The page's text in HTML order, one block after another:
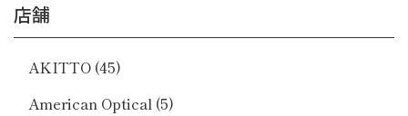
店舗
AKITTO (45)
American Optical (5)